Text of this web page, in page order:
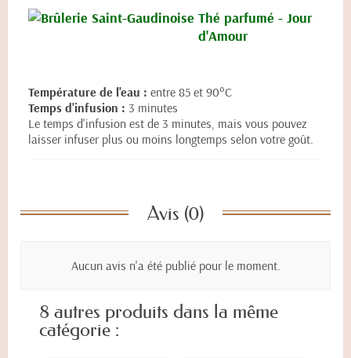
Thé parfumé - Jour
d'Amour
Température de l'eau : entre 85 et 90°C
Temps d'infusion : 3 minutes
Le temps d'infusion est de 3 minutes, mais vous pouvez
laisser infuser plus ou moins longtemps selon votre goût.
Avis (0)
Aucun avis n'a été publié pour le moment.
8 autres produits dans la même
catégorie :